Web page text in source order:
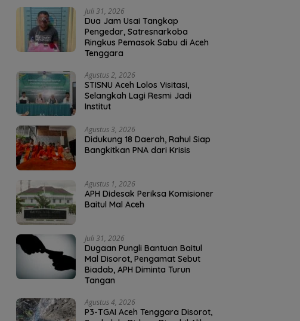
Juli 31, 2026
Dua Jam Usai Tangkap
Pengedar, Satresnarkoba
Ringkus Pemasok Sabu di Aceh
Tenggara
Agustus 2, 2026
STISNU Aceh Lolos Visitasi,
Selangkah Lagi Resmi Jadi
Institut
Agustus 3, 2026
Didukung 18 Daerah, Rahul Siap
Bangkitkan PNA dari Krisis
Agustus 1, 2026
APH Didesak Periksa Komisioner
Baitul Mal Aceh
Juli 31, 2026
Dugaan Pungli Bantuan Baitul
Mal Disorot, Pengamat Sebut
Biadab, APH Diminta Turun
Tangan
Agustus 4, 2026
P3-TGAI Aceh Tenggara Disorot,